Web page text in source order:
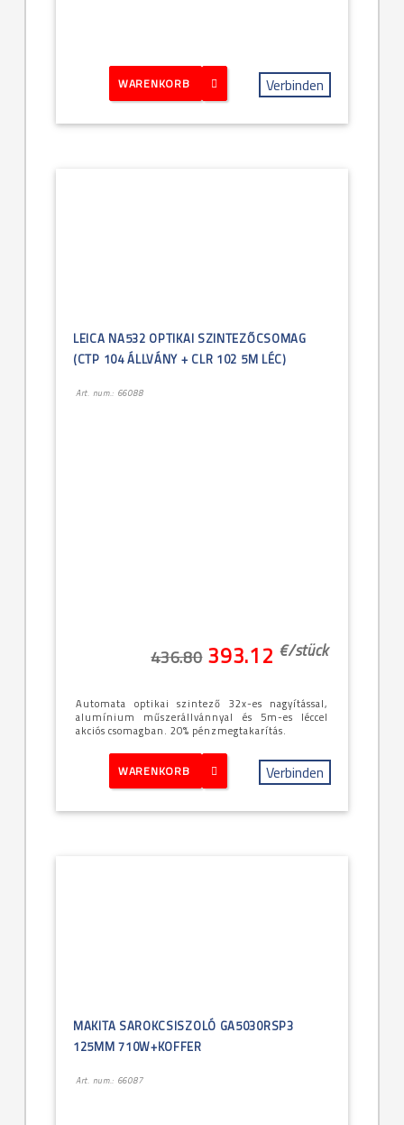
WARENKORB Verbinden
LEICA NA532 OPTIKAI SZINTEZŐCSOMAG
(CTP 104 ÁLLVÁNY + CLR 102 5M LÉC)
Art. num.: 66088
436.80 393.12 €/stück
Automata optikai szintező 32x-es nagyítással,
alumínium műszerállvánnyal és 5m-es léccel
akciós csomagban. 20% pénzmegtakarítás.
WARENKORB Verbinden
MAKITA SAROKCSISZOLÓ GA5030RSP3
125MM 710W+KOFFER
Art. num.: 66087